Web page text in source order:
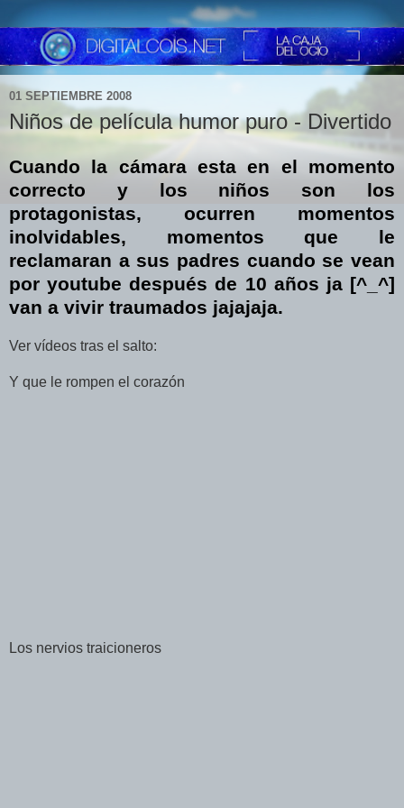
01 SEPTIEMBRE 2008
Niños de película humor puro - Divertido
Cuando la cámara esta en el momento
correcto y los niños son los
protagonistas, ocurren momentos
inolvidables, momentos que le
reclamaran a sus padres cuando se vean
por youtube después de 10 años ja [^_^]
van a vivir traumados jajajaja.
Ver vídeos tras el salto:
Y que le rompen el corazón
Los nervios traicioneros